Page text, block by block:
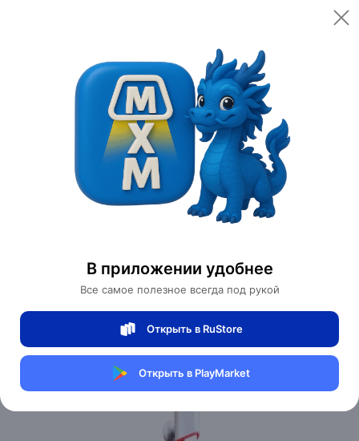
В приложении удобнее
Все самое полезное всегда под рукой
Открыть в RuStore
Открыть в PlayMarket
Открыть
Категории
Автомобили и аксессуары
Сигвей Ninebot Mini Pro
0 отзывов 0
Магазин Motors Store
Артикул:Ninebot Mini Pro-432